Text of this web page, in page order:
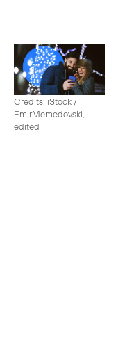
Credits: iStock /
EmirMemedovski,
edited